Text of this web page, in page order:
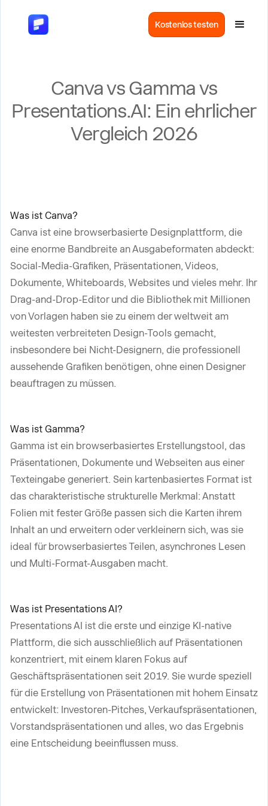
Kostenlos testen
Canva vs Gamma vs
Presentations.AI: Ein ehrlicher
Vergleich 2026
Was ist Canva?
Canva ist eine browserbasierte Designplattform, die
eine enorme Bandbreite an Ausgabeformaten abdeckt:
Social-Media-Grafiken, Präsentationen, Videos,
Dokumente, Whiteboards, Websites und vieles mehr. Ihr
Drag-and-Drop-Editor und die Bibliothek mit Millionen
von Vorlagen haben sie zu einem der weltweit am
weitesten verbreiteten Design-Tools gemacht,
insbesondere bei Nicht-Designern, die professionell
aussehende Grafiken benötigen, ohne einen Designer
beauftragen zu müssen.
Was ist Gamma?
Gamma ist ein browserbasiertes Erstellungstool, das
Präsentationen, Dokumente und Webseiten aus einer
Texteingabe generiert. Sein kartenbasiertes Format ist
das charakteristische strukturelle Merkmal: Anstatt
Folien mit fester Größe passen sich die Karten ihrem
Inhalt an und erweitern oder verkleinern sich, was sie
ideal für browserbasiertes Teilen, asynchrones Lesen
und Multi-Format-Ausgaben macht.
Was ist Presentations AI?
Presentations AI ist die erste und einzige KI-native
Plattform, die sich ausschließlich auf Präsentationen
konzentriert, mit einem klaren Fokus auf
Geschäftspräsentationen seit 2019. Sie wurde speziell
für die Erstellung von Präsentationen mit hohem Einsatz
entwickelt: Investoren-Pitches, Verkaufspräsentationen,
Vorstandspräsentationen und alles, wo das Ergebnis
eine Entscheidung beeinflussen muss.